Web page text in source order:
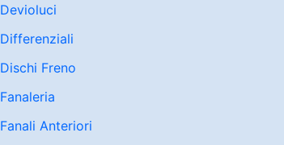
Devioluci
Differenziali
Dischi Freno
Fanaleria
Fanali Anteriori